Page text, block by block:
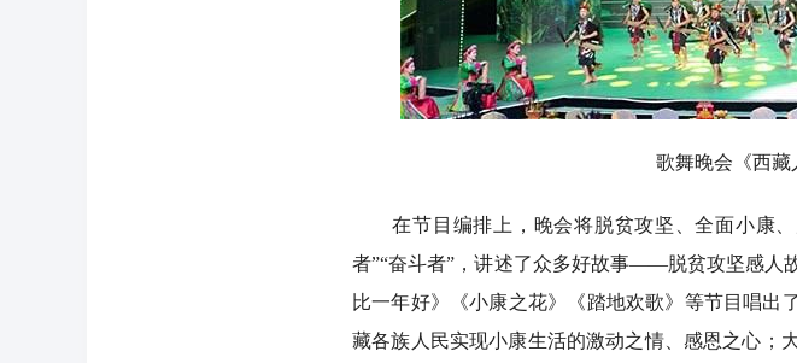
歌舞晚会《西藏
在节目编排上，晚会将脱贫攻坚、全面小康、
者”“奋斗者”，讲述了众多好故事——脱贫攻坚感人
比一年好》《小康之花》《踏地欢歌》等节目唱出
藏各族人民实现小康生活的激动之情、感恩之心；